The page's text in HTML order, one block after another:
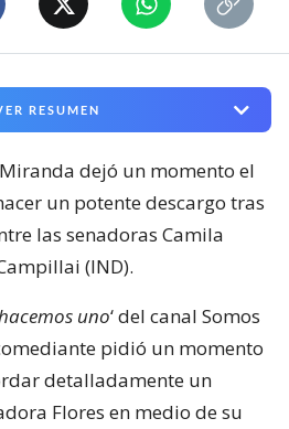
RESUMEN
dejó un momento el
un potente descargo tras
las senadoras Camila
(IND).
uno‘ del canal Somos
pidió un momento
detalladamente un
Flores en medio de su